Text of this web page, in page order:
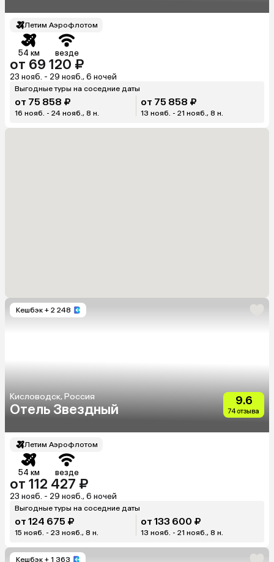
Летим Аэрофлотом
54 км везде
от 69 120 ₽
23 нояб. - 29 нояб., 6 ночей
Выгодные туры на соседние даты
от 75 858 ₽
16 нояб. - 24 нояб., 8 н.
от 75 858 ₽
13 нояб. - 21 нояб., 8 н.
Кешбэк + 2 248
Кисловодск, Россия
Отель Звездный
9.6
74 отзыва
Летим Аэрофлотом
54 км везде
от 112 427 ₽
23 нояб. - 29 нояб., 6 ночей
Выгодные туры на соседние даты
от 124 675 ₽
15 нояб. - 23 нояб., 8 н.
от 133 600 ₽
13 нояб. - 21 нояб., 8 н.
Кешбэк + 1 363